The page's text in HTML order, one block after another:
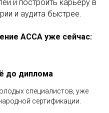
и построить карьеру в
и аудита быстрее.
ACCA уже сейчас:
до диплома
специалистов, уже
сертификации.